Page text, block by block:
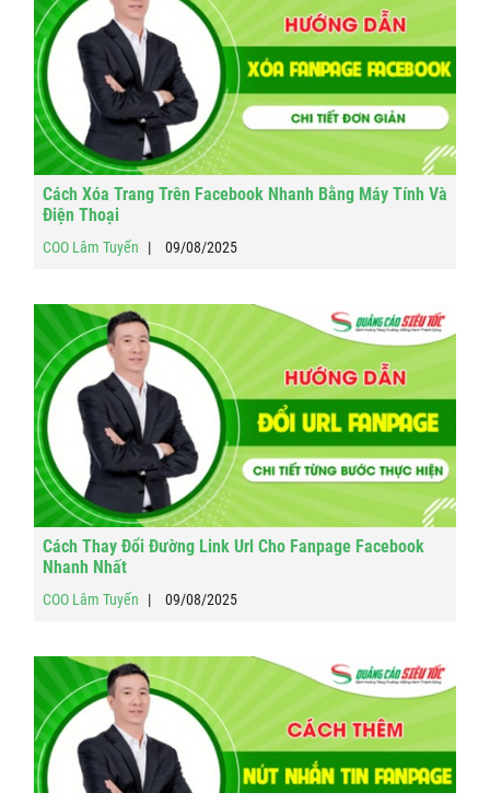
Cách Xóa Trang Trên Facebook Nhanh Bằng Máy Tính Và
Điện Thoại
COO Lâm Tuyến 09/08/2025
Cách Thay Đổi Đường Link Url Cho Fanpage Facebook
Nhanh Nhất
COO Lâm Tuyến 09/08/2025